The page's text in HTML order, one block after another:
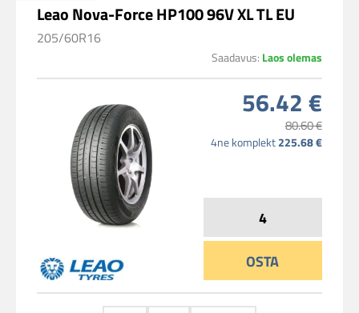
Leao Nova-Force HP100 96V XL TL EU
205/60R16
Saadavus: Laos olemas
56.42 €
80.60 €
4ne komplekt 225.68 €
OSTA